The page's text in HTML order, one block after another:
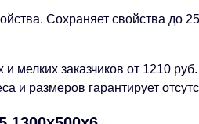
Сохраняет свойства до
заказчиков от 1210
и размеров гарантирует